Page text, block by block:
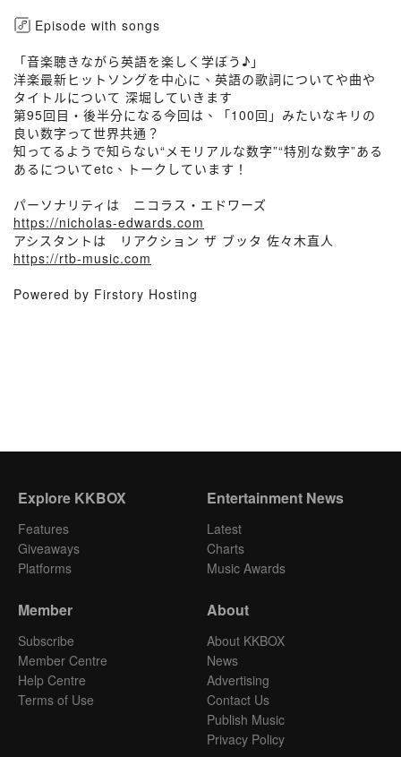
Episode with songs
「音楽聴きながら英語を楽しく学ぼう♪」
洋楽最新ヒットソングを中心に、英語の歌詞についてや曲や
タイトルについて 深堀していきます
第95回目・後半分になる今回は、「100回」みたいなキリの
良い数字って世界共通？
知ってるようで知らない“メモリアルな数字”“特別な数字”ある
あるについてetc、トークしています！
パーソナリティは ニコラス・エドワーズ
https://nicholas-edwards.com
アシスタントは リアクション ザ ブッタ 佐々木直人
https://rtb-music.com
Powered by Firstory Hosting
Explore KKBOX
Features
Giveaways
Platforms
Entertainment News
Latest
Charts
Music Awards
Member
Subscribe
Member Centre
Help Centre
Terms of Use
About
About KKBOX
News
Advertising
Contact Us
Publish Music
Privacy Policy